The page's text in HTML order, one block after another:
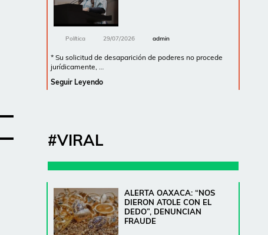
Política 29/07/2026 admin
* Su solicitud de desaparición de poderes no procede
jurídicamente, …
Seguir Leyendo
#VIRAL
ALERTA OAXACA: “NOS
DIERON ATOLE CON EL
DEDO”, DENUNCIAN
FRAUDE